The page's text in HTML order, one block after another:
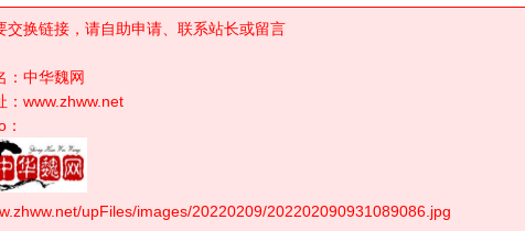
交换链接，请自助申请、联系站长或留言
：中华魏网
：www.zhww.net
upFiles/images/20220209/202202090931089086.jpg